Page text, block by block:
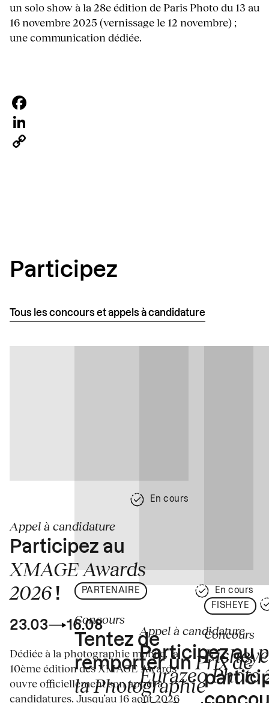
un solo show à la 28e édition de Paris Photo du 13 au
16 novembre 2025 (vernissage le 12 novembre) ;
une communication dédiée.
Facebook
LinkedIn
Participez
Tous les concours et appels à candidature
En cours
Appel à candidature
Participez au
XMAGE Awards
2026 !
23.03 16.08
Dédiée à la photographie mobile, la
10ème édition des XMAGE Awards
ouvre officiellement son appel à
candidatures. Jusqu’au 16 août 2026
PARTENAIRE En cours
Concours
Tentez de
remporter unPrix de
la Photographie
Appel à candidature
Participez au
Eurazeo Photo
FISHEYE
Concours
Fisheye